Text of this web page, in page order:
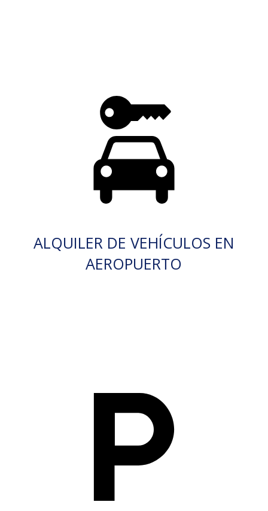
ALQUILER DE VEHÍCULOS EN
AEROPUERTO